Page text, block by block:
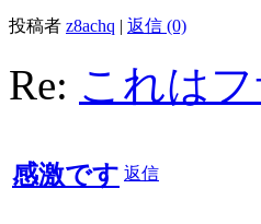
投稿者 z8achq | 返信 (0)
Re: これは
感激です 返信